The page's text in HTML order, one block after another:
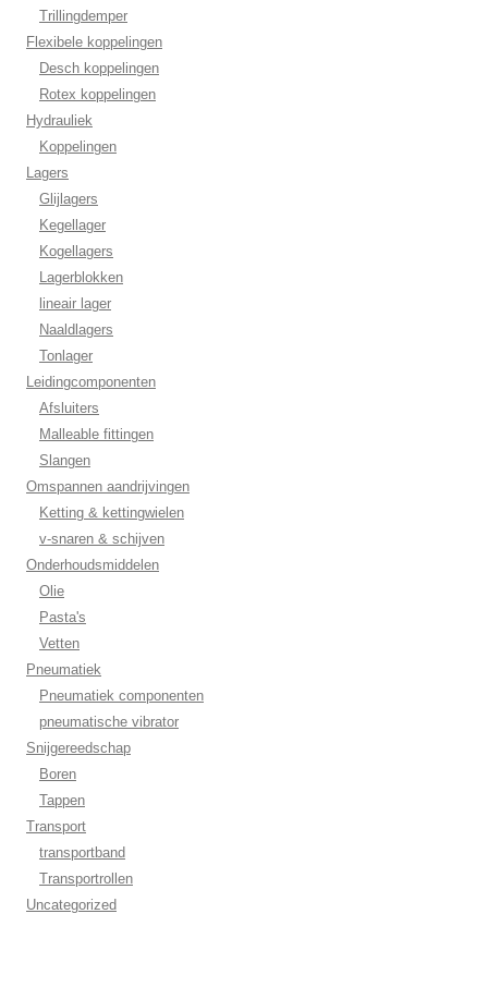
Trillingdemper
Flexibele koppelingen
Desch koppelingen
Rotex koppelingen
Hydrauliek
Koppelingen
Lagers
Glijlagers
Kegellager
Kogellagers
Lagerblokken
lineair lager
Naaldlagers
Tonlager
Leidingcomponenten
Afsluiters
Malleable fittingen
Slangen
Omspannen aandrijvingen
Ketting & kettingwielen
v-snaren & schijven
Onderhoudsmiddelen
Olie
Pasta's
Vetten
Pneumatiek
Pneumatiek componenten
pneumatische vibrator
Snijgereedschap
Boren
Tappen
Transport
transportband
Transportrollen
Uncategorized